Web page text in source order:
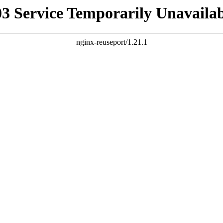
Service Temporarily
nginx-reuseport/1.21.1